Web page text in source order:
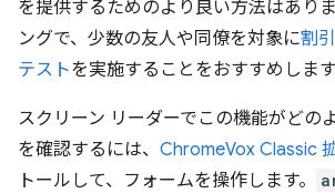
を提供するためのより良い方法はあり
ングで、少数の友人や同僚を対象に割
テストを実施することをおすすめします
スクリーン リーダーでこの機能がどの
を確認するには、 ChromeVox Classic
トールして、フォームを操作します。